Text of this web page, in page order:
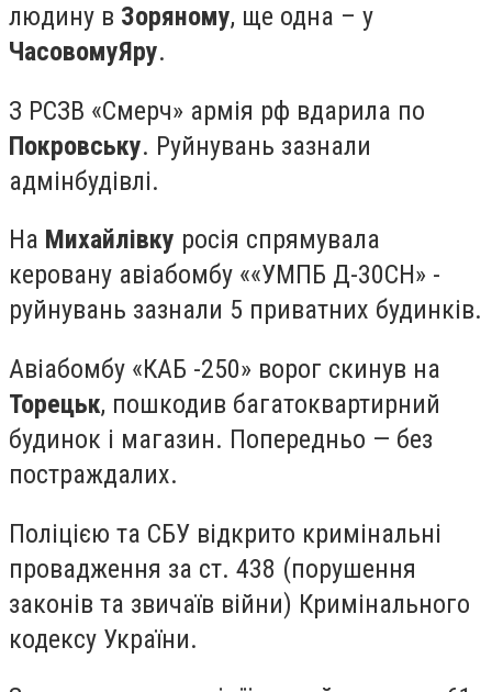
людину в Зоряному, ще одна – у
ЧасовомуЯру.
З РСЗВ «Смерч» армія рф вдарила по
Покровську. Руйнувань зазнали
адмінбудівлі.
На Михайлівку росія спрямувала
керовану авіабомбу ««УМПБ Д-30СН» -
руйнувань зазнали 5 приватних будинків.
Авіабомбу «КАБ -250» ворог скинув на
Торецьк, пошкодив багатоквартирний
будинок і магазин. Попередньо — без
постраждалих.
Поліцією та СБУ відкрито кримінальні
провадження за ст. 438 (порушення
законів та звичаїв війни) Кримінального
кодексу України.